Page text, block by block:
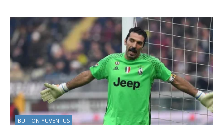
BUFFON YUVENTUS